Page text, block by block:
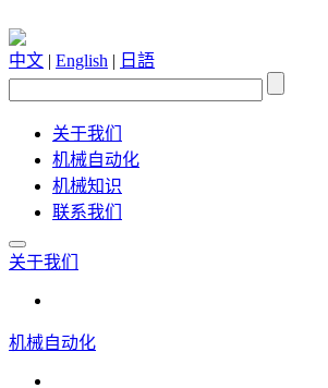
中文 | English | 日語
关于我们
机械自动化
机械知识
联系我们
关于我们
机械自动化